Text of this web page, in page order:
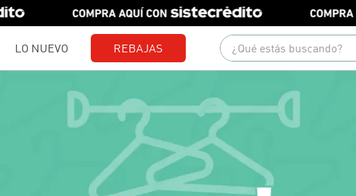
LO NUEVO REBAJAS
¿Qué estás buscando?
Términos más buscados
1.gorras
2
camisetas
3 pantalones
4.jeans